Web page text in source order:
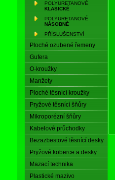
POLYURETANOVÉ
KLASICKÉ
POLYURETANOVÉ
NÁSOBNÉ
PŘÍSLUŠENSTVÍ
Ploché ozubené řemeny
Gufera
O-kroužky
Manžety
Ploché těsnící kroužky
Pryžové těsnící šňůry
Mikroporézní šňůry
Kabelové průchodky
Bezazbestové těsnící desky
Pryžové koberce a desky
Mazací technika
Plastické mazivo